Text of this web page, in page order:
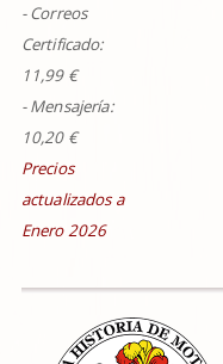
- Correos
Certificado:
11,99 €
- Mensajería:
10,20 €
Precios
actualizados a
Enero 2026